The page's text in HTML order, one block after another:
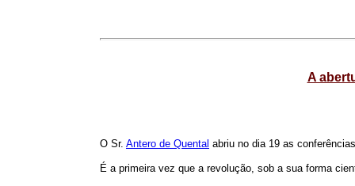
A
O Sr. Antero de Quental abriu no dia 19 as
É a primeira vez que a revolução, sob a sua forma